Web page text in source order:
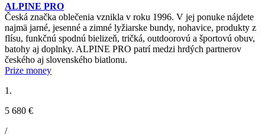
ALPINE PRO
Česká značka oblečenia vznikla v roku 1996. V jej ponuke nájdete
najmä jarné, jesenné a zimné lyžiarske bundy, nohavice, produkty z
flísu, funkčnú spodnú bielizeň, tričká, outdoorovú a športovú obuv,
batohy aj doplnky. ALPINE PRO patrí medzi hrdých partnerov
českého aj slovenského biatlonu.
Prize money
1.
5 680 €
/